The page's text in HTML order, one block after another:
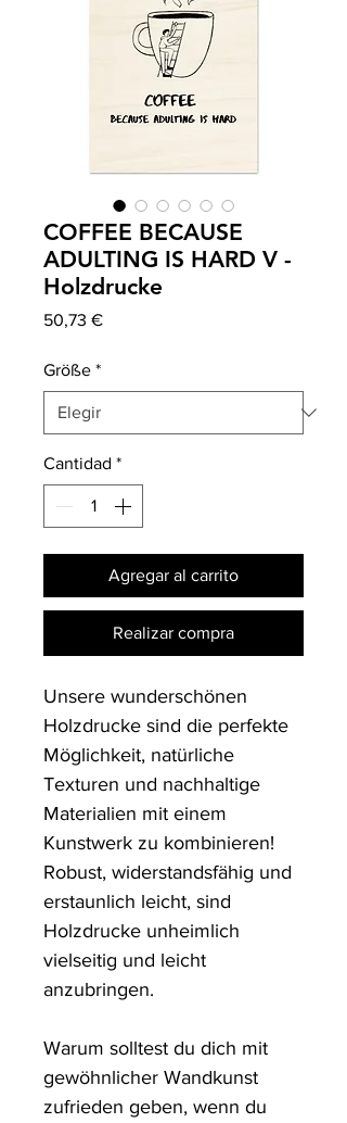
COFFEE BECAUSE
ADULTING IS HARD V -
Holzdrucke
50,73 €Precio
Größe *
Cantidad *
Agregar al carrito
Realizar compra
Unsere wunderschönen
Holzdrucke sind die perfekte
Möglichkeit, natürliche
Texturen und nachhaltige
Materialien mit einem
Kunstwerk zu kombinieren!
Robust, widerstandsfähig und
erstaunlich leicht, sind
Holzdrucke unheimlich
vielseitig und leicht
anzubringen.
Warum solltest du dich mit
gewöhnlicher Wandkunst
zufrieden geben, wenn du